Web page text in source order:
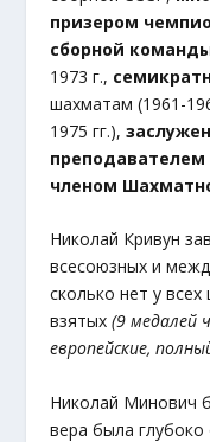
призером
сборной
1973 г.,
шахматам (1961-
1975 гг.),
преподавателем
членом
Николай Кривун
всесоюзных и
сколько нет у
взятых(9 медалей
европейские,
Николай Минович
вера была